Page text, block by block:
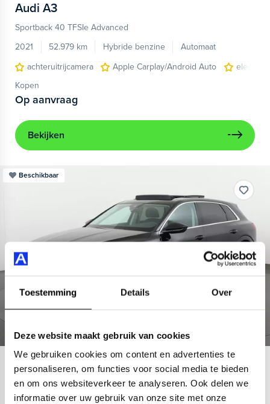
Toestemming Details Over
Deze website maakt gebruik van cookies
We gebruiken cookies om content en advertenties te
personaliseren, om functies voor social media te bieden
en om ons websiteverkeer te analyseren. Ook delen we
informatie over uw gebruik van onze site met onze
Audi A3
Sportback 40 TFSIe Advanced
2021
52.979 km Hybride benzine
Automaat
achteruitrijcamera
Apple Carplay/Android Auto
Kopen
Op aanvraag
Bekijken
Beschikbaar
Audi e-tron
55 quattro Advanced 95 kWh